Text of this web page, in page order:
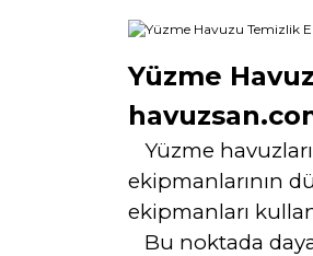
Yüzme
Yüzme
ekipmanlarının
ekipmanları
Bu noktada